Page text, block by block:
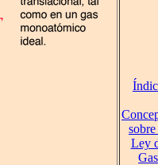
sobre
Ley
Gas